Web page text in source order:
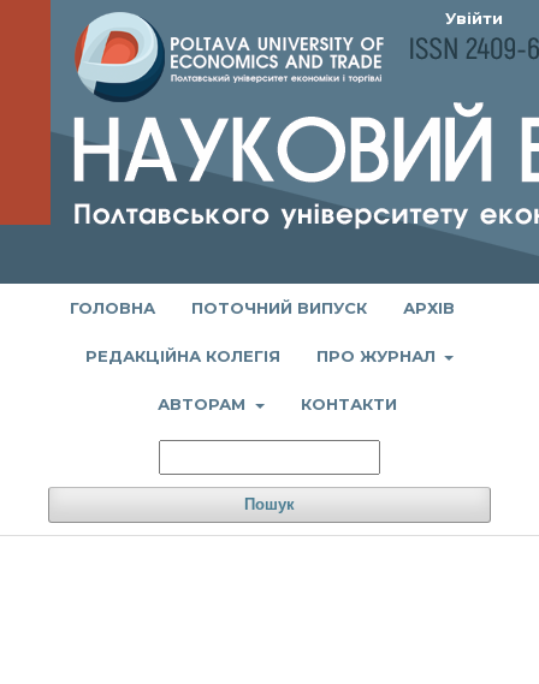
ГОЛОВНА ПОТОЧНИЙ ВИПУСК АРХІВ
РЕДАКЦІЙНА КОЛЕГІЯ ПРО ЖУРНАЛ
АВТОРАМ КОНТАКТИ
Пошук
Увійти